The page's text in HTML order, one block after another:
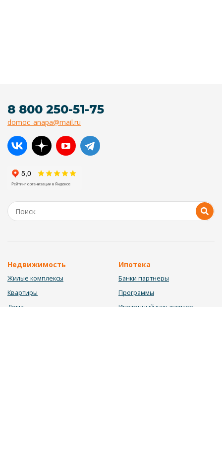
8 800 250-51-75
domoc_anapa@mail.ru
Недвижимость
Жилые комплексы
Квартиры
Дома
Ипотека
Банки партнеры
Программы
Ипотечный калькулятор